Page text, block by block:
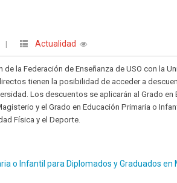
| Actualidad
la Federación de Enseñanza de USO con la
tienen la posibilidad de acceder a
Los descuentos se aplicarán al Grado en
y el Grado en Educación Primaria o
Física y el Deporte.
o Infantil para Diplomados y Graduados en